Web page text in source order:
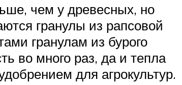
чем у древесных, но
гранулы из рапсовой
гранулам из бурого
во много раз, да и тепла
для агрокультур.